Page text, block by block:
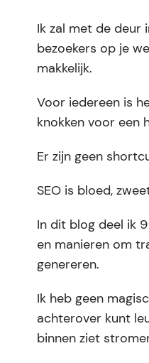
Ik zal met de deur
bezoekers op je
makkelijk.
Voor iedereen is
knokken voor een
Er zijn geen
SEO is bloed,
In dit blog deel ik
en manieren om
genereren.
Ik heb geen
achterover kunt
binnen ziet